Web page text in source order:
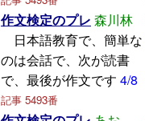
作文検定のプレ 森川林
日本語教育で、簡単な
のは会話で、次が読書
で、最後が作文です 4/8
記事 5493番